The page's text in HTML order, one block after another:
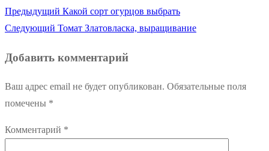
Навигация
записям
Предыдущий Предыдущая
запись:
Какой сорт огурцов выбрать
Следующий Следующая
Томат Златовласка, выращивание
Добавить комментарий
Ваш адрес email не будет опубликован. Обязательные поля
помечены *
Комментарий *